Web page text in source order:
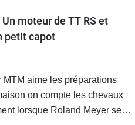
km/h, rien que ça.
moteur de TT RS et
petit capot
MTM aime les préparations
on compte les chevaux
lorsque Roland Meyer se